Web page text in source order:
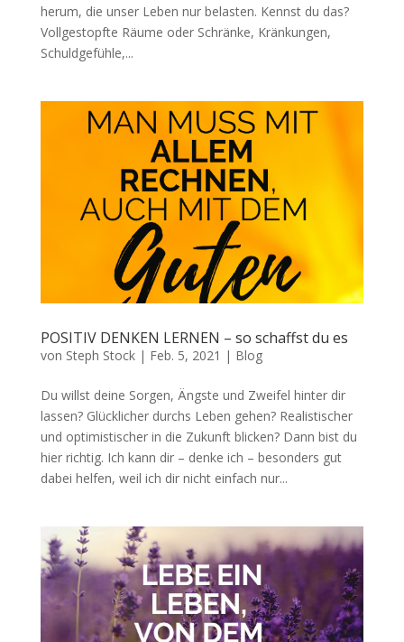
herum, die unser Leben nur belasten. Kennst du das?
Vollgestopfte Räume oder Schränke, Kränkungen,
Schuldgefühle,...
POSITIV DENKEN LERNEN – so schaffst du es
von Steph Stock| Feb. 5, 2021 | Blog
Du willst deine Sorgen, Ängste und Zweifel hinter dir
lassen? Glücklicher durchs Leben gehen? Realistischer
und optimistischer in die Zukunft blicken? Dann bist du
hier richtig. Ich kann dir – denke ich – besonders gut
dabei helfen, weil ich dir nicht einfach nur...